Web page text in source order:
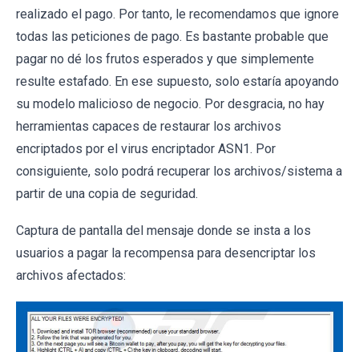
realizado el pago. Por tanto, le recomendamos que ignore
todas las peticiones de pago. Es bastante probable que
pagar no dé los frutos esperados y que simplemente
resulte estafado. En ese supuesto, solo estaría apoyando
su modelo malicioso de negocio. Por desgracia, no hay
herramientas capaces de restaurar los archivos
encriptados por el virus encriptador ASN1. Por
consiguiente, solo podrá recuperar los archivos/sistema a
partir de una copia de seguridad.
Captura de pantalla del mensaje donde se insta a los
usuarios a pagar la recompensa para desencriptar los
archivos afectados: